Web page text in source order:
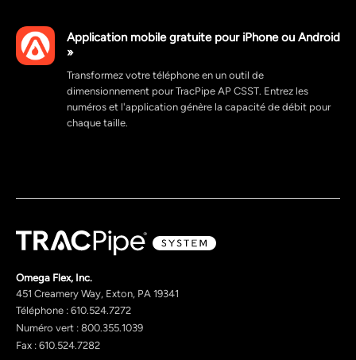
Application mobile gratuite pour iPhone ou Android
»
Transformez votre téléphone en un outil de
dimensionnement pour TracPipe AP CSST. Entrez les
numéros et l'application génère la capacité de débit pour
chaque taille.
Omega Flex, Inc.
451 Creamery Way, Exton, PA 19341
Téléphone : 610.524.7272
Numéro vert : 800.355.1039
Fax : 610.524.7282